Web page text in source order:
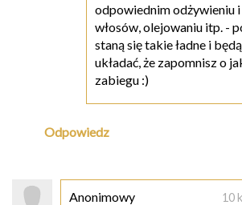
odpowiednim odżywieniu
włosów, olejowaniu itp. -
staną się takie ładne i
układać, że zapomnisz o
zabiegu :)
Odpowiedz
Anonimowy 10